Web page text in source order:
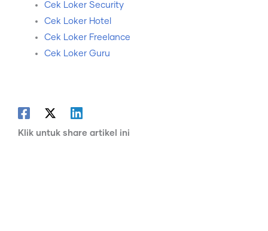
Cek Loker Security
Cek Loker Hotel
Cek Loker Freelance
Cek Loker Guru
Klik untuk share artikel ini